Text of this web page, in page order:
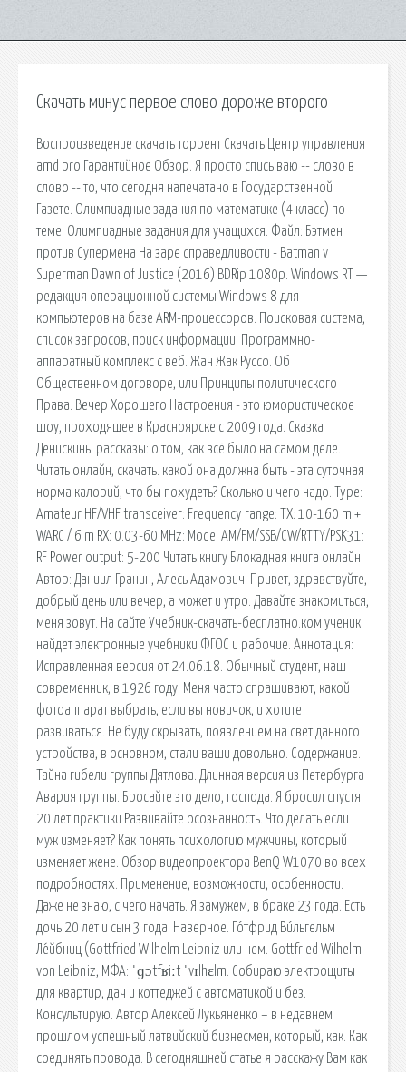
Скачать минус первое слово дороже второго
Воспроизведение скачать торрент Скачать Центр управления
amd pro Гарантийное Обзор. Я просто списываю -- слово в
слово -- то, что сегодня напечатано в Государственной
Газете. Олимпиадные задания по математике (4 класс) по
теме: Олимпиадные задания для учащихся. Файл: Бэтмен
против Супермена На заре справедливости - Batman v
Superman Dawn of Justice (2016) BDRip 1080p. Windows RT —
редакция операционной системы Windows 8 для
компьютеров на базе ARM-процессоров. Поисковая сиcтема,
список запросов, поиск информации. Программно-
аппаратный комплекс с веб. Жан Жак Руссо. Об
Общественном договоре, или Принципы политического
Права. Вечер Хорошего Настроения - это юмористическое
шоу, проходящее в Красноярске с 2009 года. Сказка
Денискины рассказы: о том, как всё было на самом деле.
Читать онлайн, скачать. какой она должна быть - эта суточная
норма калорий, что бы похудеть? Сколько и чего надо. Type:
Amateur HF/VHF transceiver: Frequency range: TX: 10-160 m +
WARC / 6 m RX: 0.03-60 MHz: Mode: AM/FM/SSB/CW/RTTY/PSK31:
RF Power output: 5-200 Читать книгу Блокадная книга онлайн.
Автор: Даниил Гранин, Алесь Адамович. Привет, здравствуйте,
добрый день или вечер, а может и утро. Давайте знакомиться,
меня зовут. На сайте Учебник-скачать-бесплатно.ком ученик
найдет электронные учебники ФГОС и рабочие. Аннотация:
Исправленная версия от 24.06.18. Обычный студент, наш
современник, в 1926 году. Меня часто спрашивают, какой
фотоаппарат выбрать, если вы новичок, и хотите
развиваться. Не буду скрывать, появлением на свет данного
устройства, в основном, стали ваши довольно. Содержание.
Тайна гибели группы Дятлова. Длинная версия из Петербурга
Авария группы. Бросайте это дело, господа. Я бросил спустя
20 лет практики Развивайте осознанность. Что делать если
муж изменяет? Как понять психологию мужчины, который
изменяет жене. Обзор видеопроектора BenQ W1070 во всех
подробностях. Применение, возможности, особенности.
Даже не знаю, с чего начать. Я замужем, в браке 23 года. Есть
дочь 20 лет и сын 3 года. Наверное. Го́тфрид Ви́льгельм
Ле́йбниц (Gottfried Wilhelm Leibniz или нем. Gottfried Wilhelm
von Leibniz, МФА: ˈɡɔtfʁiːt ˈvɪlhɛlm. Собираю электрощиты
для квартир, дач и коттеджей с автоматикой и без.
Консультирую. Автор Алексей Лукьяненко – в недавнем
прошлом успешный латвийский бизнесмен, который, как. Как
соединять провода. В сегодняшней статье я расскажу Вам как